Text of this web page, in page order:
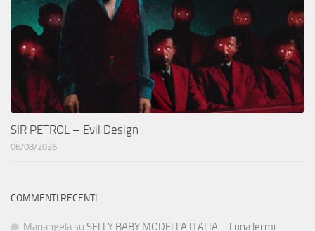
SIR PETROL – Evil Design
06/08/2026
COMMENTI RECENTI
Mariangela su SELLY BABY MODELLA ITALIA – Luna lei mi